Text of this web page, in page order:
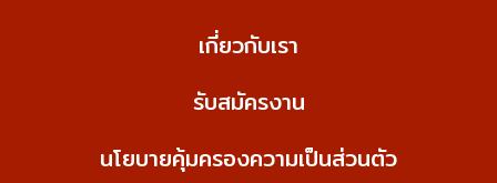
เกี่ยวกับเรา
รับสมัครงาน
นโยบายคุ้มครองความเป็นส่วนตัว